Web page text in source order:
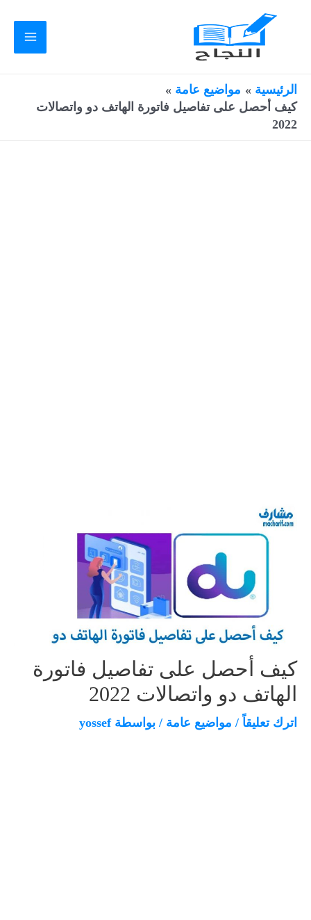
الرئيسية
مواضيع عامة
كيف أحصل على تفاصيل فاتورة الهاتف دو واتصالات
2022
كيف أحصل على تفاصيل فاتورة
الهاتف دو واتصالات 2022
اترك تعليقاً / مواضيع عامة / بواسطة yossef